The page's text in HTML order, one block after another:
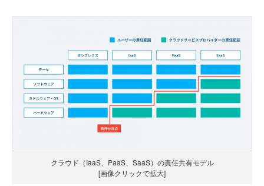
クラウド（IaaS、PaaS、SaaS）の責任共有モデル
[画像クリックで拡大]